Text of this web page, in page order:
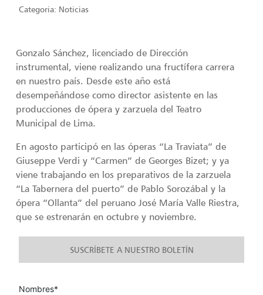
Categoria: Noticias
Gonzalo Sánchez, licenciado de Dirección
instrumental, viene realizando una fructífera carrera
en nuestro país. Desde este año está
desempeñándose como director asistente en las
producciones de ópera y zarzuela del Teatro
Municipal de Lima.
En agosto participó en las óperas “La Traviata” de
Giuseppe Verdi y “Carmen” de Georges Bizet; y ya
viene trabajando en los preparativos de la zarzuela
“La Tabernera del puerto” de Pablo Sorozábal y la
ópera “Ollanta” del peruano José María Valle Riestra,
que se estrenarán en octubre y noviembre.
SUSCRÍBETE A NUESTRO BOLETÍN
Nombres*